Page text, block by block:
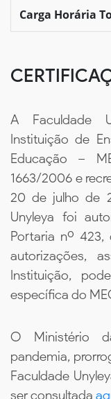
Carga Horária
A Faculdade
Instituição de
Educação –
1663/2006 e
20 de julho de
Unyleya foi
Portaria nº
autorizações,
Instituição,
específica do
O Ministério
pandemia,
Faculdade
ser consultada